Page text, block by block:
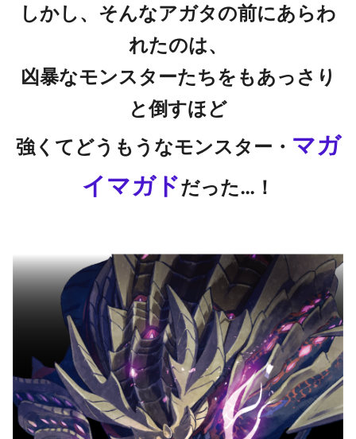
しかし、そんなアガタの前にあらわ
れたのは、
凶暴なモンスターたちをもあっさり
と倒すほど
強くてどうもうなモンスター・ マガ
イマガドだった…！